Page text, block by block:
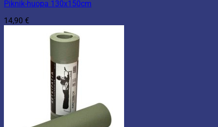
Piknik-huopa 130x150cm
14,90 €